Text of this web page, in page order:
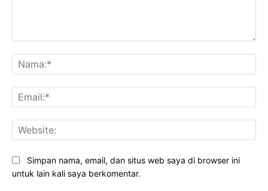
Simpan nama, email, dan situs web saya di browser ini
untuk lain kali saya berkomentar.